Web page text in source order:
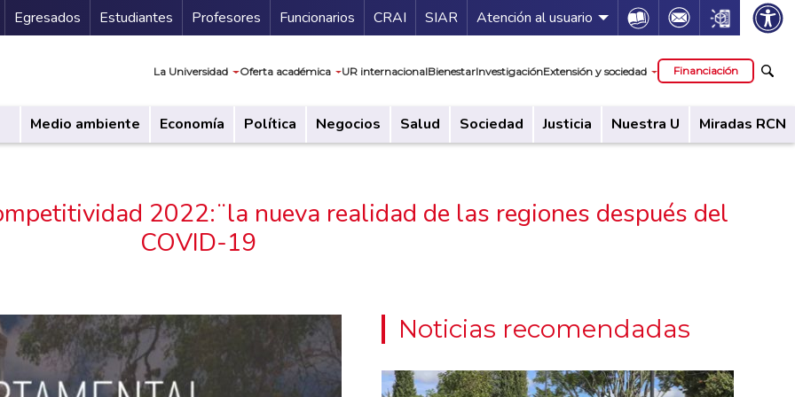
Secundario
Egresados Estudiantes Profesores Funcionarios Guía de servicios
CRAI SIAR Atención al usuario Icon Icon Icon
La Universidad Oferta académica UR internacionalBienestarInvestigaciónExtensión y sociedad Financiación
Medio ambiente Economía Política Negocios Salud Sociedad Justicia Nuestra U Miradas RCN
2022:¨la nueva realidad de las regiones después del
COVID-19
Noticias recomendadas